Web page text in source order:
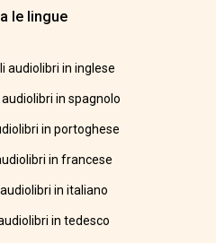
le lingue
audiolibri in inglese
in spagnolo
in portoghese
in francese
in italiano
in tedesco